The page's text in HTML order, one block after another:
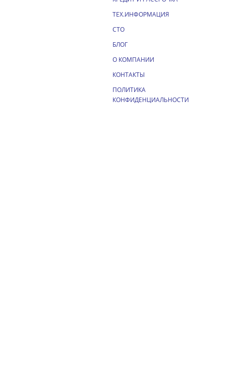
ТЕХ.ИНФОРМАЦИЯ
СТО
БЛОГ
О КОМПАНИИ
КОНТАКТЫ
ПОЛИТИКА
КОНФИДЕНЦИАЛЬНОСТИ